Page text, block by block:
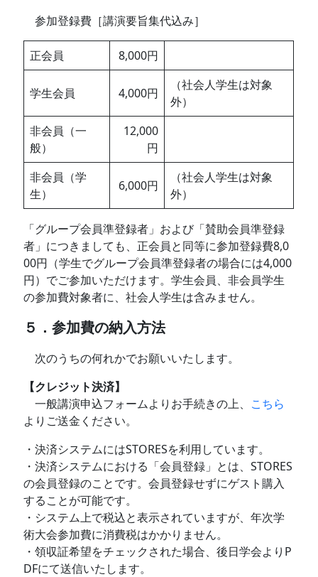
参加登録費［講演要旨集代込み］
正会員 8,000円
学生会員 4,000円
（社会人学生は対象
外）
非会員（一
般）
12,000
円
非会員（学
生）
6,000円
（社会人学生は対象
外）
「グループ会員準登録者」および「賛助会員準登録
者」につきましても、正会員と同等に参加登録費8,0
00円（学生でグループ会員準登録者の場合には4,000
円）でご参加いただけます。学生会員、非会員学生
の参加費対象者に、社会人学生は含みません。
５．参加費の納入方法
次のうちの何れかでお願いいたします。
【クレジット決済】
一般講演申込フォームよりお手続きの上、 こちら
よりご送金ください。
・決済システムにはSTORESを利用しています。
・決済システムにおける「会員登録」とは、STORES
の会員登録のことです。会員登録せずにゲスト購入
することが可能です。
・システム上で税込と表示されていますが、年次学
術大会参加費に消費税はかかりません。
・領収証希望をチェックされた場合、後日学会よりP
DFにて送信いたします。